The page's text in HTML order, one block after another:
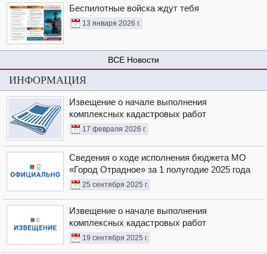
Беспилотные войска ждут тебя
13 января 2026 г.
Новости
ИНФОРМАЦИЯ
Извещение о начале выполнения
комплексных кадастровых работ
17 февраля 2026 г.
Сведения о ходе исполнения бюджета МО
«Город Отрадное» за 1 полугодие 2025 года
25 сентября 2025 г.
Извещение о начале выполнения
комплексных кадастровых работ
19 сентября 2025 г.